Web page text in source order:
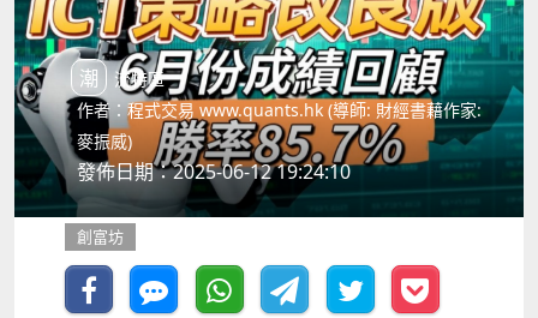
潮流特區
作者：程式交易 www.quants.hk (導師: 財經書藉作家:
麥振威)
發佈日期：2025-06-12 19:24:10
創富坊